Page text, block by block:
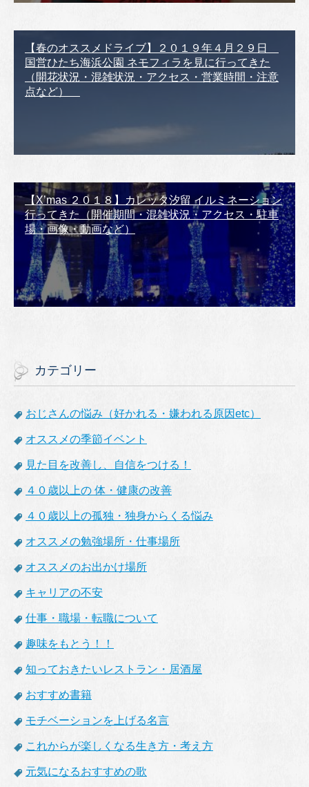
【春のオススメドライブ】２０１９年４月２９日
国営ひたち海浜公園 ネモフィラを見に行ってきた
（開花状況・混雑状況・アクセス・営業時間・注意
点など）
【X’mas ２０１８】カレッタ汐留 イルミネーション
行ってきた（開催期間・混雑状況・アクセス・駐車
場・画像・動画など）
カテゴリー
おじさんの悩み（好かれる・嫌われる原因etc）
オススメの季節イベント
見た目を改善し、自信をつける！
４０歳以上の 体・健康の改善
４０歳以上の孤独・独身からくる悩み
オススメの勉強場所・仕事場所
オススメのお出かけ場所
キャリアの不安
仕事・職場・転職について
趣味をもとう！！
知っておきたいレストラン・居酒屋
おすすめ書籍
モチベーションを上げる名言
これからが楽しくなる生き方・考え方
元気になるおすすめの歌